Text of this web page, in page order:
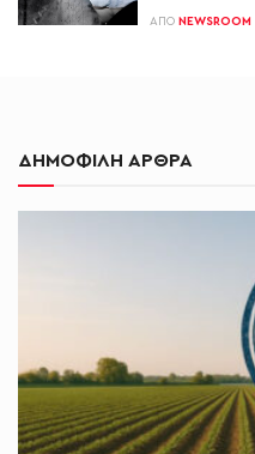
ΑΠΌ NEWSROOM
ΔΗΜΟΦΙΛΗ ΑΡΘΡΑ